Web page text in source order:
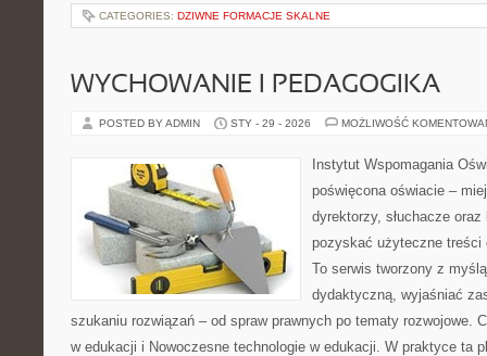
CATEGORIES: DZIWNE FORMACJE SKALNE
WYCHOWANIE I PEDAGOGIKA
POSTED BY ADMIN STY - 29 - 2026 MOŻLIWOŚĆ
Instytut Wspomagania
poświęcona oświacie –
dyrektorzy, słuchacze
pozyskać użyteczne
To serwis tworzony z
dydaktyczną, wyjaśniać
szukaniu rozwiązań – od spraw prawnych po tematy rozwojowe.
w edukacji i Nowoczesne technologie w edukacji. W praktyce ta